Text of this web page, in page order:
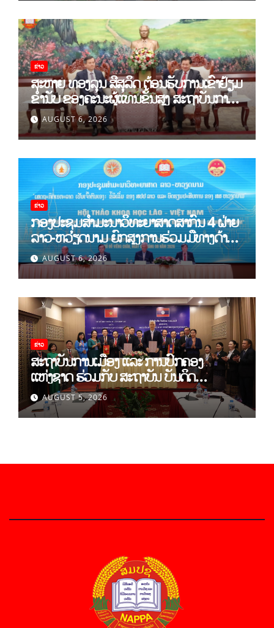
ຂ່າວ
ສະຫາຍ ທອງລຸນ ສີສຸລິດ ຕ້ອນຮັບການເຂົ້າຢ້ຽມ
ຂຳ່ນັບ ຂອງຄະນະຜູ້ແທນຂັ້ນສູງ ສະຖາບັນການ
ເມືອງແຫ່ງຊາດ ໂຮ່ຈີມິນ ແລະ ສະຖາບັນບັນດິດ
ວິທະຍາສາດສັງຄົມຫວຽດນາມ
AUGUST 6, 2026
ຂ່າວ
ກອງປະຊຸມສໍາມະນາວິທະຍາສາດສາກົນ 4 ຝ່າຍ
ລາວ-ຫວຽດນາມ ຍົກສູງການຮ່ວມມືທາງດ້ານ
ທິດສະດີ ແລະ ພຶດຕິກໍາ ລາວ-ຫວຽດນາມ ແນໃສ່
ສ້າງເສດຖະກິດເອກະລາດເປັນເຈົ້າຕົນເອງຢ່າງ
ເຂັ້ມແຂງ
AUGUST 6, 2026
ຂ່າວ
ສະຖາບັນການເມືອງ ແລະ ການປົກຄອງ
ແຫ່ງຊາດ ຮ່ວມກັບ ສະຖາບັນ ບັນດິດ
ວິທະຍາສາດສັງຄົມ ຫວຽດນາມ ເຊັນບົດບັນທຶກ
ການຮ່ວມມືທາງດ້ານວິທະຍາສາດ (2026-
2030)
AUGUST 5, 2026